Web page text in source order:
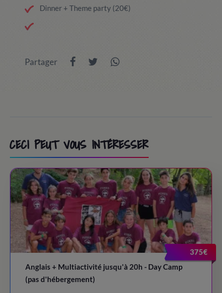
Dinner + Theme party (20€)
Partager
CECI PEUT VOUS INTÉRESSER
375€
Anglais + Multiactivité jusqu'à 20h - Day Camp
(pas d'hébergement)